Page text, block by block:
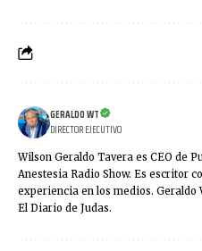
GERALDO WT
DIRECTOR EJECUTIVO
Wilson Geraldo Tavera es CEO de
Anestesia Radio Show. Es escritor
experiencia en los medios. Geraldo
El Diario de Judas.